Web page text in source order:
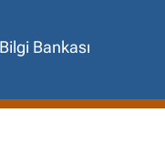
Bilgi Bankası